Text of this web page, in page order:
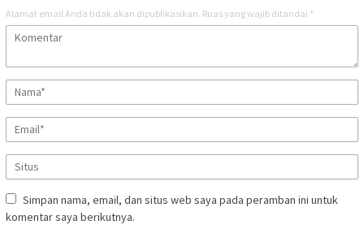
Alamat email Anda tidak akan dipublikasikan. Ruas yang wajib ditandai *
Simpan nama, email, dan situs web saya pada peramban ini untuk
komentar saya berikutnya.